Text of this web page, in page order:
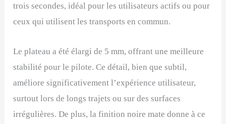
trois secondes, idéal pour les utilisateurs actifs ou pour
ceux qui utilisent les transports en commun.
Le plateau a été élargi de 5 mm, offrant une meilleure
stabilité pour le pilote. Ce détail, bien que subtil,
améliore significativement l’expérience utilisateur,
surtout lors de longs trajets ou sur des surfaces
irrégulières. De plus, la finition noire mate donne à ce